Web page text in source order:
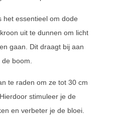
het essentieel om dode
uit te dunnen om licht
gaan. Dit draagt bij aan
boom.
te raden om ze tot 30 cm
stimuleer je de
en verbeter je de bloei.